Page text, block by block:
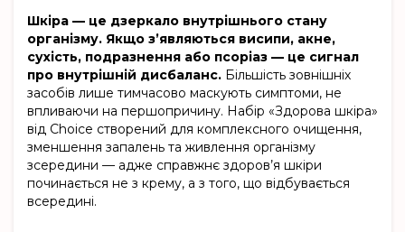
Шкіра — це дзеркало внутрішнього стану
організму. Якщо з’являються висипи, акне,
сухість, подразнення або псоріаз — це сигнал
про внутрішній дисбаланс. Більшість зовнішніх
засобів лише тимчасово маскують симптоми, не
впливаючи на першопричину. Набір «Здорова шкіра»
від Choice створений для комплексного очищення,
зменшення запалень та живлення організму
зсередини — адже справжнє здоров’я шкіри
починається не з крему, а з того, що відбувається
всередині.